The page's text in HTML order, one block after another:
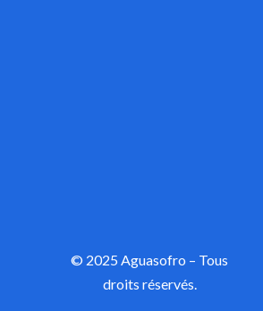
© 2025 Aguasofro – Tous
droits réservés.